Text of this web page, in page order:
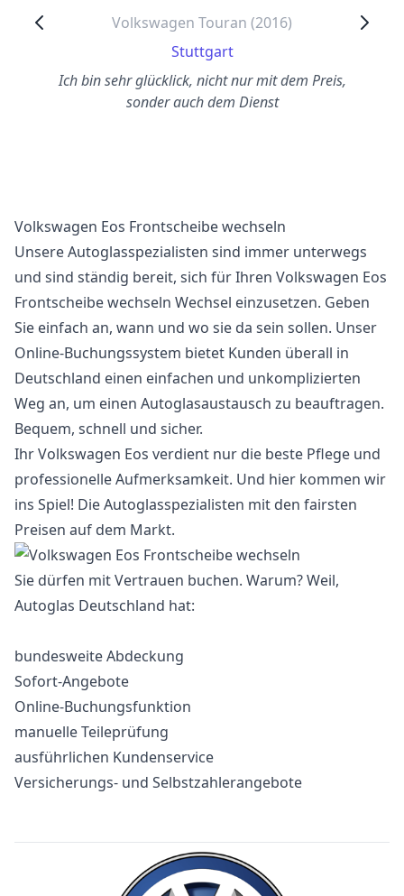
Volkswagen Touran (2016)
Stuttgart
Ich bin sehr glücklick, nicht nur mit dem Preis,
sonder auch dem Dienst
Volkswagen Eos Frontscheibe wechseln
Unsere Autoglasspezialisten sind immer unterwegs
und sind ständig bereit, sich für Ihren Volkswagen Eos
Frontscheibe wechseln Wechsel einzusetzen. Geben
Sie einfach an, wann und wo sie da sein sollen. Unser
Online-Buchungssystem bietet Kunden überall in
Deutschland einen einfachen und unkomplizierten
Weg an, um einen Autoglasaustausch zu beauftragen.
Bequem, schnell und sicher.
Ihr Volkswagen Eos verdient nur die beste Pflege und
professionelle Aufmerksamkeit. Und hier kommen wir
ins Spiel! Die Autoglasspezialisten mit den fairsten
Preisen auf dem Markt.
Sie dürfen mit Vertrauen buchen. Warum? Weil,
Autoglas Deutschland hat:
bundesweite Abdeckung
Sofort-Angebote
Online-Buchungsfunktion
manuelle Teileprüfung
ausführlichen Kundenservice
Versicherungs- und Selbstzahlerangebote